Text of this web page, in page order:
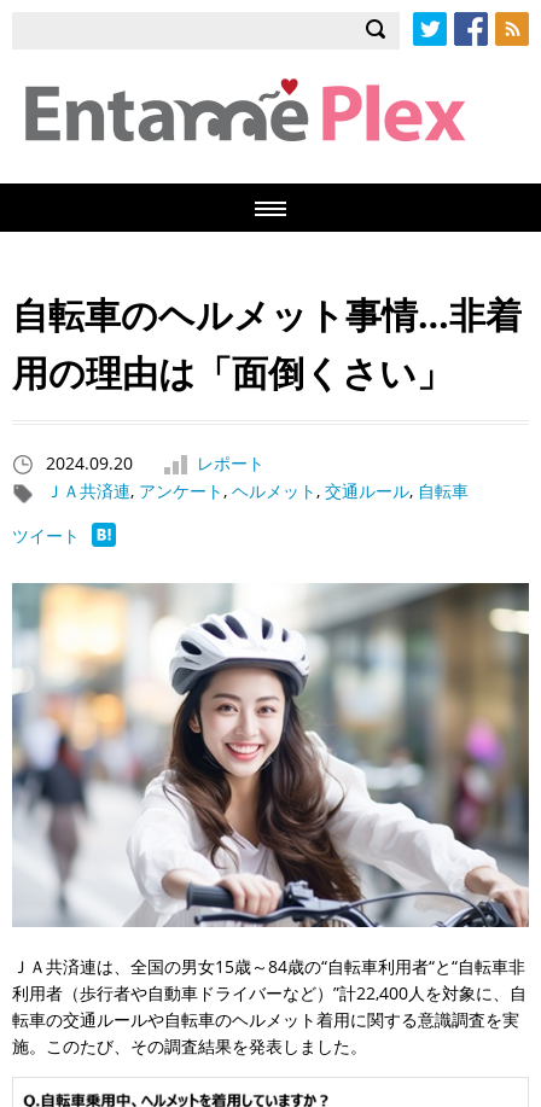
自転車のヘルメット事情…非着
用の理由は「面倒くさい」
2024.09.20
レポート
ＪＡ共済連, アンケート, ヘルメット, 交通ルール, 自転車
ツイート
ＪＡ共済連は、全国の男女15歳～84歳の“自転車利用者“と“自転車非
利用者（歩行者や自動車ドライバーなど）”計22,400人を対象に、自
転車の交通ルールや自転車のヘルメット着用に関する意識調査を実
施。このたび、その調査結果を発表しました。